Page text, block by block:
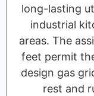
long-lasting
industrial
areas. The
feet permit
design gas
rest and